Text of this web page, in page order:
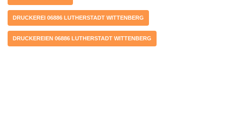
DRUCKEREI 06886 LUTHERSTADT WITTENBERG
DRUCKEREIEN 06886 LUTHERSTADT WITTENBERG